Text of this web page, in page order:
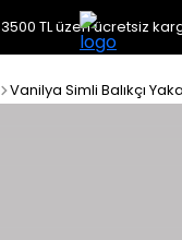
3500 TL üzeri ücretsiz
Vanilya Simli Balıkçı